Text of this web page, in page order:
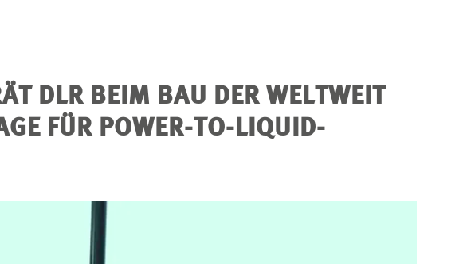
DLR BEIM BAU DER WELTWEIT
FÜR POWER-TO-LIQUID-K